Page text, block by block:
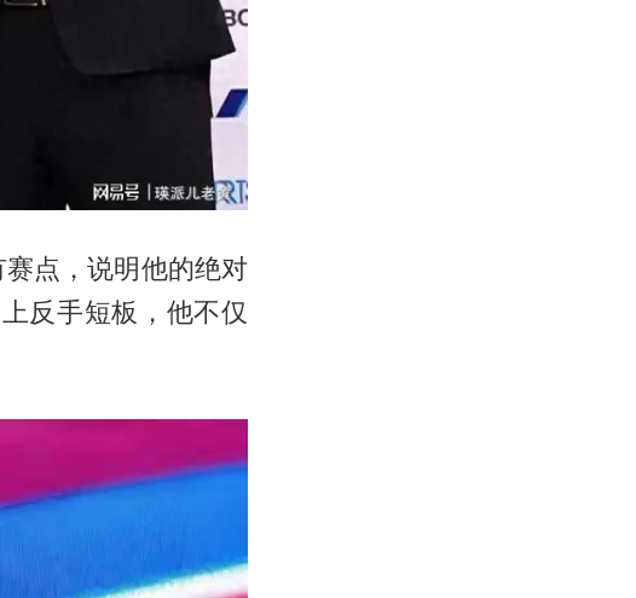
点，说明他的绝对
反手短板，他不仅